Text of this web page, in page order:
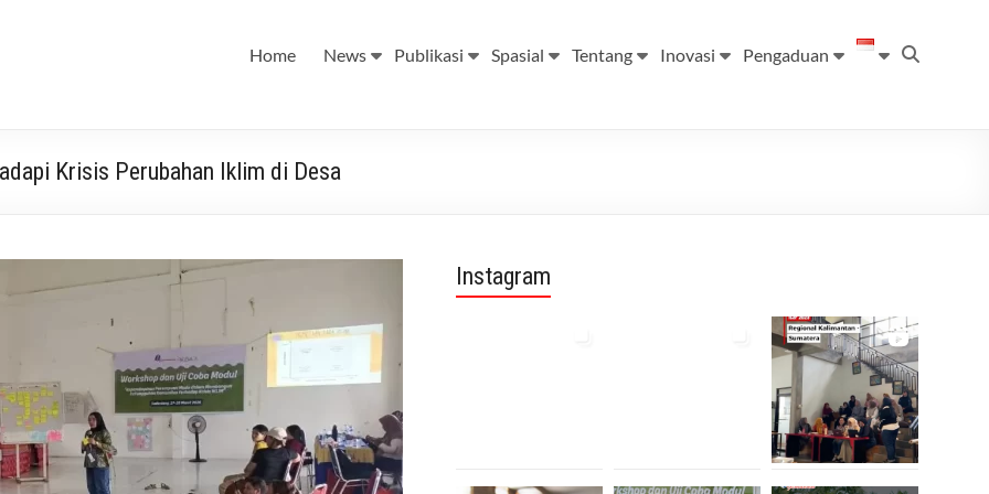
Home News Publikasi Spasial Tentang Inovasi Pengaduan
Krisis Perubahan Iklim di Desa
Instagram